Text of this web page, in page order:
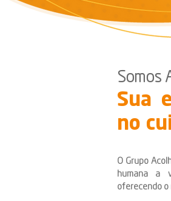
Somos
Sua
no
O Grupo
humana a
oferecendo o